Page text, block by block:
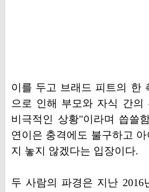
이를 두고 브래드 피트의 한
으로 인해 부모와 자식 간의
비극적인 상황"이라며 씁쓸
연이은 충격에도 불구하고
지 놓지 않겠다는 입장이다.
두 사람의 파경은 지난 2016